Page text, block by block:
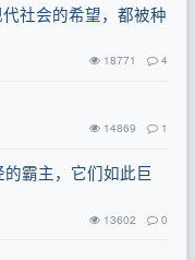
社会的希望，都被种
18771 4
14869 1
的霸主，它们如此巨
13602 0